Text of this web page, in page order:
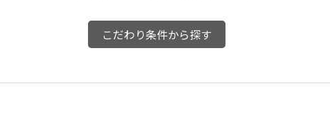
こだわり条件から探す